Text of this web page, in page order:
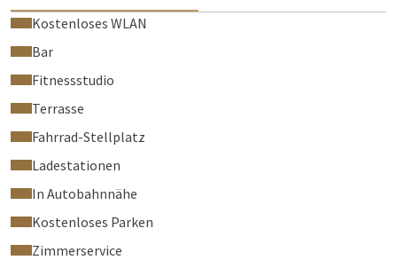
Kostenloses WLAN
Bar
Fitnessstudio
Terrasse
Fahrrad-Stellplatz
Ladestationen
In Autobahnnähe
Kostenloses Parken
Zimmerservice